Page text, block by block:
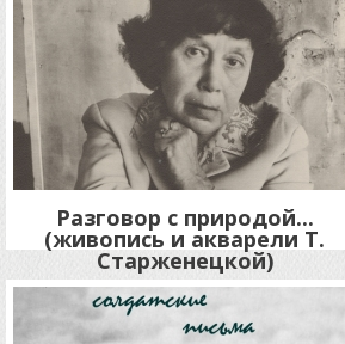
Разговор с природой...
(живопись и акварели Т.
Старженецкой)